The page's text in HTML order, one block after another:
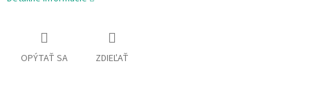
OPÝTAŤ SA ZDIEĽAŤ